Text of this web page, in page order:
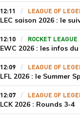
12:11 LEAGUE OF
LEC saison 2026 : le
12:10 ROCKET LEAGUE
EWC 2026 : les infos
12:09 LEAGUE OF
LFL 2026 : le Summer
12:07 LEAGUE OF
LCK 2026 : Rounds 3-4